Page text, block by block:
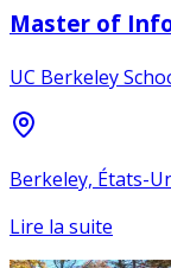
Master of
UC Berkeley
Berkeley, États-
Lire la suite